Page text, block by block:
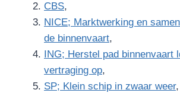
CBS,
NICE; Marktwerking en
de binnenvaart,
ING; Herstel pad binnenvaart
vertraging op,
SP; Klein schip in zwaar weer,